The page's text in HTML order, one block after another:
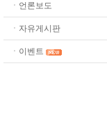
ㆍ언론보도
ㆍ자유게시판
ㆍ이벤트